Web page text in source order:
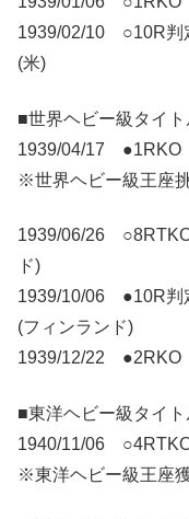
1939/02/10 ○10R判
(米)
■世界ヘビー級タイ
1939/04/17 ●1RKO
※世界ヘビー級王座
1939/06/26
ド)
1939/10/06 ●10R判
(フィンランド)
1939/12/22 ●2RKO
■東洋ヘビー級タイ
1940/11/06
※東洋ヘビー級王座